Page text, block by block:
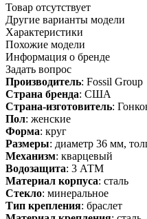
Товар отсутствует
Другие варианты модели
Характеристики
Похожие модели
Информация о бренде
Задать вопрос
Производитель: Fossil Group
Страна бренда: США
Страна-изготовитель:
Пол: женские
Форма: круг
Размеры: диаметр 36 мм,
Механизм: кварцевый
Водозащита: 3 АТМ
Материал корпуса: сталь
Стекло: минеральное
Тип крепления: браслет